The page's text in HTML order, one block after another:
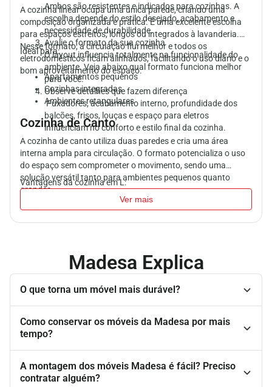
Ambos são resistentes e indicados para cozinhas. A
escolha depende do estilo desejado, acabamento e
necessidade de durabilidade.
Avalie o formato da sua cozinha
O layout influencia totalmente na funcionalidade do
ambiente. Veja abaixo qual formato funciona melhor
para você.
Observe detalhes que fazem diferença
Puxadores, acabamento interno, profundidade dos
balcões, frisos, louças e espaço para eletros
influenciam no conforto e estilo final da cozinha.
Acozinha linear ocupa uma única parede, criando uma
composição organizada e prática. É uma excelente escolha
para espaços estreitos, longos ou integrados à lavanderia.
Nesse formato, a circulação flui melhor e todos os
eletrodomésticos ficam alinhados, facilitando o uso diário e o
bom aproveitamento do espaço.
Ideal para:
Apartamentos pequenos
Cozinhas integradas
Ambientes retangulares
Cozinha de Canto
A cozinha de canto utiliza duas paredes e cria uma área
interna ampla para circulação. O formato potencializa o uso
do espaço sem comprometer o movimento, sendo uma
solução versátil tanto para ambientes pequenos quanto
grandes.
Vantagens da cozinha em L:
Permite separar áreas quentes e úmidas
Seu formato triangular permite alocar, por exemplo, a pia e a
geladeira em uma parede, enquanto o fogão e o microondas
ficam do outro lado. Assim, você pode separar a área quente
da úmida, mesmo se o ambiente tiver espaço reduzido.
Perguntas Frequentes
Quanto custa uma cozinha completa?
O preço de uma cozinha completa varia conforme material,
atendendo diferentes estilos e orçamentos. Todas podem ser
parceladas em até 15x sem juros, e muitas contam com
O que tem na cozinha completa?
Ver mais
Madesa Explica
O que torna um móvel mais durável?
Como conservar os móveis da Madesa por mais
tempo?
A montagem dos móveis Madesa é fácil? Preciso
contratar alguém?